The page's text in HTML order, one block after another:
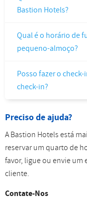
Slovak
Bastion Hotels?
Qual é o horário de
pequeno-almoço?
Posso fazer o
check-in?
Preciso de ajuda?
A Bastion Hotels está
reservar um quarto de
favor, ligue ou envie um
cliente.
Contate-Nos